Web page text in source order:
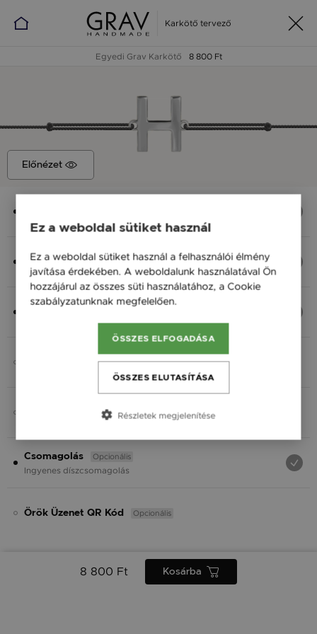
Karkötő tervező
Egyedi Grav Karkötő 8 800 Ft
Előnézet
Ezüst 925, M - kb 18 cm
8 800 Ft
Fonal
Opcionális
Opcionális
Csomagolás Opcionális
Ingyenes díszcsomagolás
Örök Üzenet QR Kód Opcionális
8 800 Ft Kosárba
Ez a weboldal sütiket használ
Ez a weboldal sütiket használ a felhasználói élmény
javítása érdekében. A weboldalunk használatával Ön
hozzájárul az összes süti használatához, a Cookie
szabályzatunknak megfelelően.
ÖSSZES ELFOGADÁSA
ÖSSZES ELUTASÍTÁSA
Részletek megjelenítése